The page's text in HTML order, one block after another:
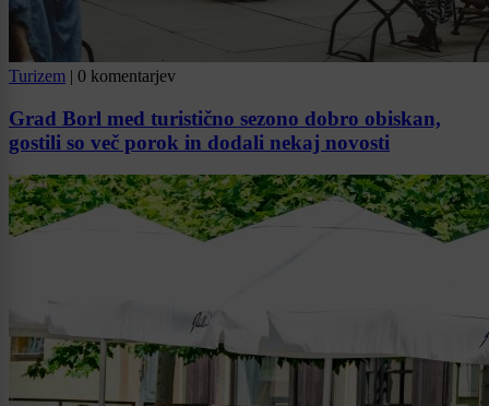
Turizem | 0 komentarjev
Grad Borl med turistično sezono dobro obiskan,
gostili so več porok in dodali nekaj novosti